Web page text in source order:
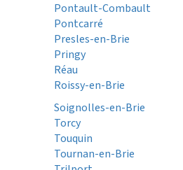
Pontault-Combault
Pontcarré
Presles-en-Brie
Pringy
Réau
Roissy-en-Brie
Soignolles-en-Brie
Torcy
Touquin
Tournan-en-Brie